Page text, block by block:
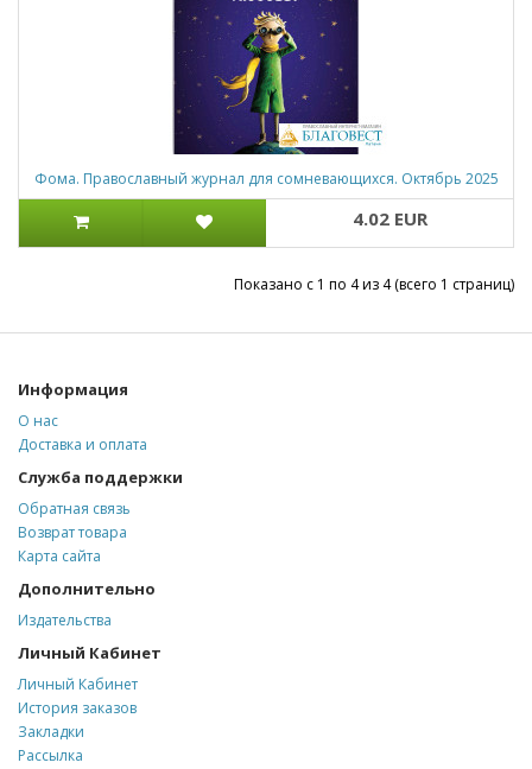
Фома. Православный журнал для сомневающихся. Октябрь 2025
4.02 EUR
Показано с 1 по 4 из 4 (всего 1 страниц)
Информация
О нас
Доставка и оплата
Служба поддержки
Обратная связь
Возврат товара
Карта сайта
Дополнительно
Издательства
Личный Кабинет
Личный Кабинет
История заказов
Закладки
Рассылка